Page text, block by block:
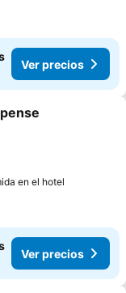
Ver precios
en el hotel
Ver precios